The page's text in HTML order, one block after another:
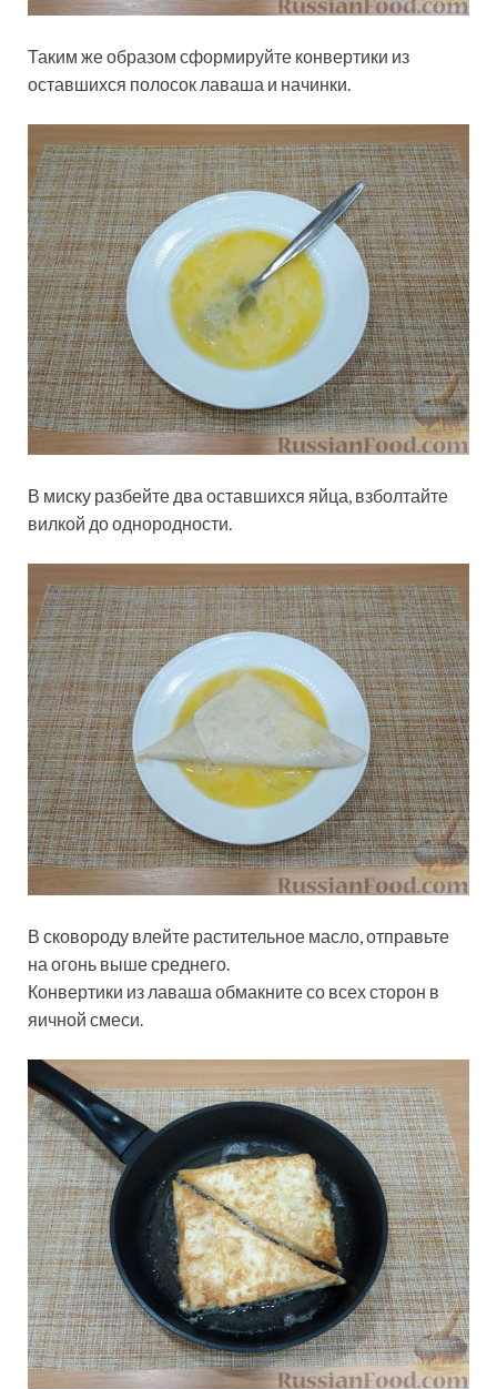
Таким же образом сформируйте конвертики из
оставшихся полосок лаваша и начинки.
В миску разбейте два оставшихся яйца, взболтайте
вилкой до однородности.
В сковороду влейте растительное масло, отправьте
на огонь выше среднего.
Конвертики из лаваша обмакните со всех сторон в
яичной смеси.